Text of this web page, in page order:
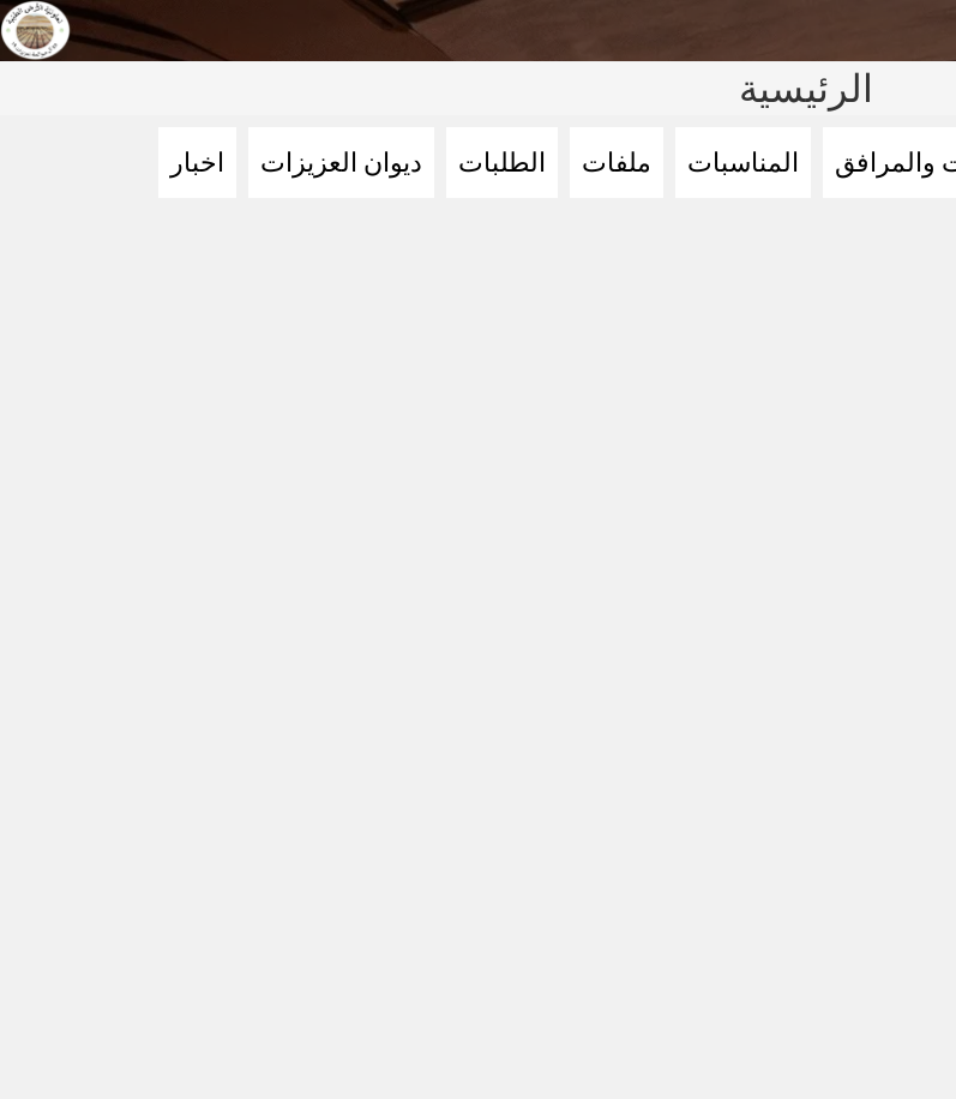
الرئيسية
اخبار ديوان العزيزات الطلبات ملفات المناسبات والمرافق